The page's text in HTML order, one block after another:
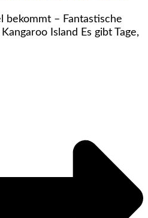
bekommt – Fantastische
Island Es gibt Tage,